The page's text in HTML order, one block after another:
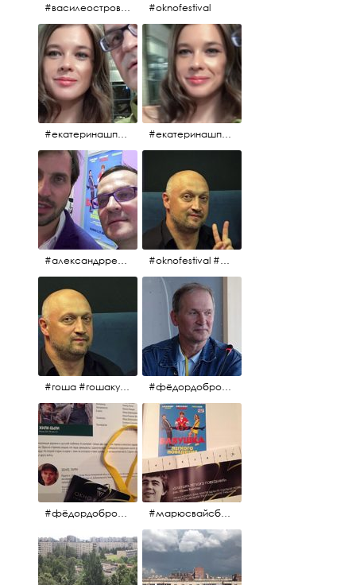
#василеостровское #синяяборода #пиво #пивовобла #вобла #рыба #oknofestival
#екатеринашпица #шпица @ekaterinashpitsa #екатеринашпица #шпица @ekaterinashpitsa
#александрревва #ревва #артурпирожков #бабушкалегкогоповедения @arthurpirozhkov #oknofestival #gosha #гошакуценко
#гоша #гошакуценко #oknofestival #фёдордобронравов #кино #хорошеекино #жилибыли
#фёдордобронравов #эдуардпарри #жилибыли #иринарозанова #марюсвайсберг #александрревва #глюкоза #любовьвбольшомгороде #ххvфестивальроссийскогокино